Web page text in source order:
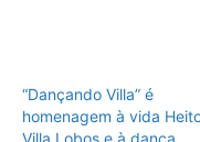
“Dançando Villa” é
homenagem à vida
Villa Lobos e à dança